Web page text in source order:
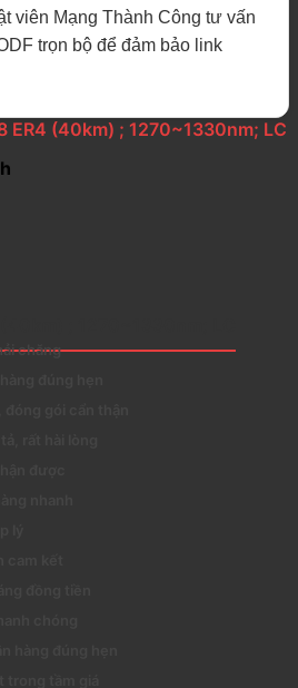
viên Mạng Thành Công tư vấn
trọn bộ để đảm bảo link
ER4 (40km) ; 1270~1330nm; LC
chăng